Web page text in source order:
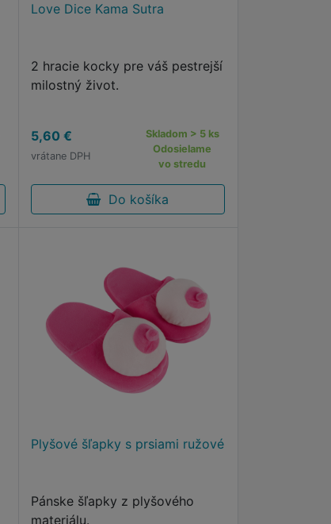
Love Dice Kama Sutra
2 hracie kocky pre váš pestrejší
milostný život.
5,60 €
vrátane DPH
Skladom > 5 ks
Odosielame
vo stredu
Do košíka
Plyšové šľapky s prsiami ružové
Pánske šľapky z plyšového
materiálu.